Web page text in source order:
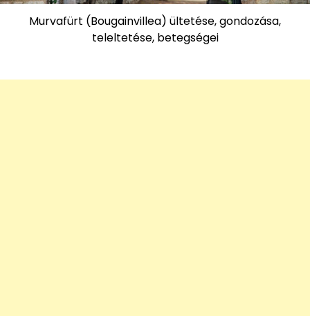
Murvafürt (Bougainvillea) ültetése, gondozása,
teleltetése, betegségei